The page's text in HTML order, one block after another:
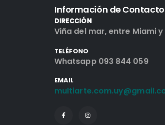
Información de Contacto
DIRECCIÓN
Viña del mar, entre Miami
TELÉFONO
Whatsapp 093 844 059
EMAIL